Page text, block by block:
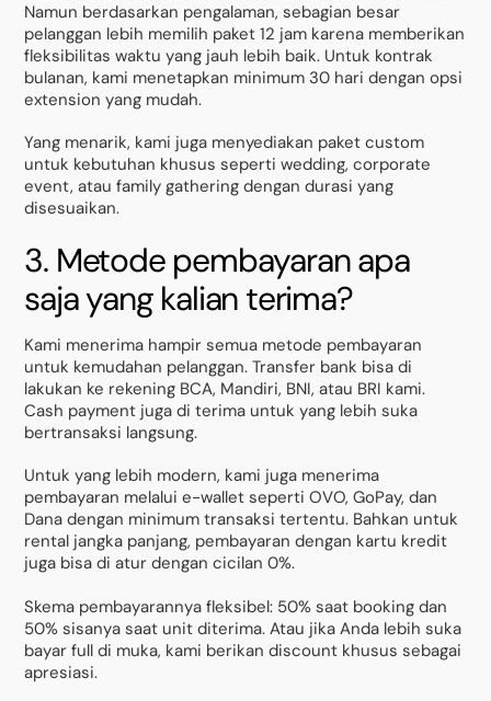
Namun berdasarkan pengalaman, sebagian besar
pelanggan lebih memilih paket 12 jam karena memberikan
fleksibilitas waktu yang jauh lebih baik. Untuk kontrak
bulanan, kami menetapkan minimum 30 hari dengan opsi
extension yang mudah.
Yang menarik, kami juga menyediakan paket custom
untuk kebutuhan khusus seperti wedding, corporate
event, atau family gathering dengan durasi yang
disesuaikan.
3. Metode pembayaran apa
saja yang kalian terima?
Kami menerima hampir semua metode pembayaran
untuk kemudahan pelanggan. Transfer bank bisa di
lakukan ke rekening BCA, Mandiri, BNI, atau BRI kami.
Cash payment juga di terima untuk yang lebih suka
bertransaksi langsung.
Untuk yang lebih modern, kami juga menerima
pembayaran melalui e-wallet seperti OVO, GoPay, dan
Dana dengan minimum transaksi tertentu. Bahkan untuk
rental jangka panjang, pembayaran dengan kartu kredit
juga bisa di atur dengan cicilan 0%.
Skema pembayarannya fleksibel: 50% saat booking dan
50% sisanya saat unit diterima. Atau jika Anda lebih suka
bayar full di muka, kami berikan discount khusus sebagai
apresiasi.